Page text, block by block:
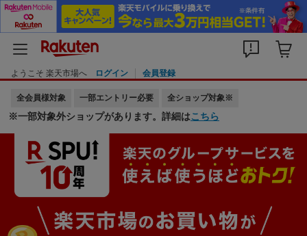
ようこそ 楽天市場へ ログイン 会員登録
全会員様対象 一部エントリー必要 全ショップ対象※
※一部対象外ショップがあります。詳細はこちら